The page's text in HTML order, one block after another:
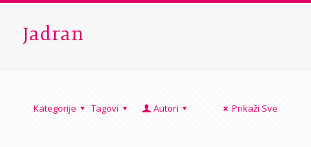
Jadran
Kategorije Tagovi Autori Prikaži Sve